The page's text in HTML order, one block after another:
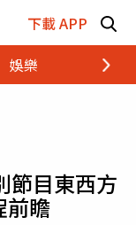
下載 APP
娛樂 財經
節目東西方
前瞻